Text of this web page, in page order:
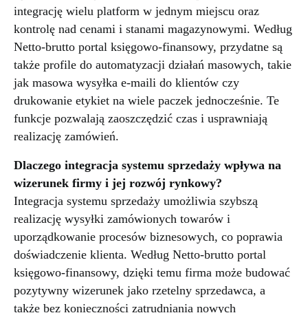
integrację wielu platform w jednym miejscu oraz
kontrolę nad cenami i stanami magazynowymi. Według
Netto-brutto portal księgowo-finansowy, przydatne są
także profile do automatyzacji działań masowych, takie
jak masowa wysyłka e-maili do klientów czy
drukowanie etykiet na wiele paczek jednocześnie. Te
funkcje pozwalają zaoszczędzić czas i usprawniają
realizację zamówień.
Dlaczego integracja systemu sprzedaży wpływa na
wizerunek firmy i jej rozwój rynkowy?
Integracja systemu sprzedaży umożliwia szybszą
realizację wysyłki zamówionych towarów i
uporządkowanie procesów biznesowych, co poprawia
doświadczenie klienta. Według Netto-brutto portal
księgowo-finansowy, dzięki temu firma może budować
pozytywny wizerunek jako rzetelny sprzedawca, a
także bez konieczności zatrudniania nowych